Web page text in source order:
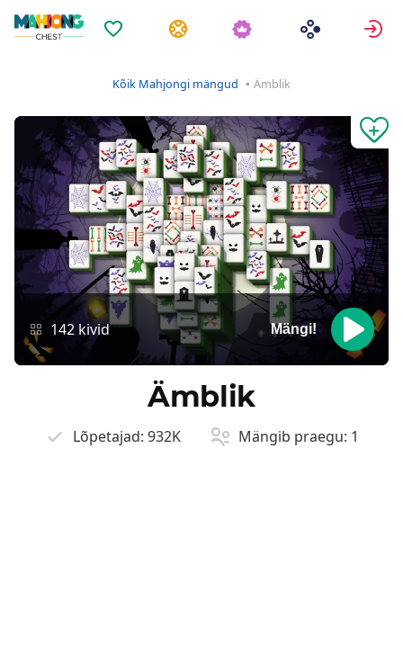
Lemmikud Ülesanded
Kõik Mahjongi mängud Ämblik
142 kivid Mängi!
Ämblik
Lõpetajad: 932K Mängib praegu: 1